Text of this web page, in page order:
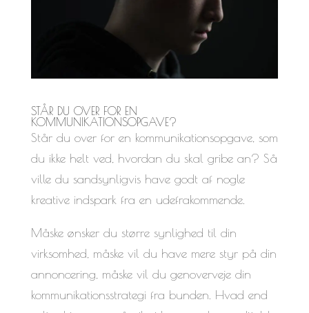
STÅR DU OVER FOR EN
KOMMUNIKATIONSOPGAVE?
Står du over for en kommunikationsopgave, som
du ikke helt ved, hvordan du skal gribe an? Så
ville du sandsynligvis have godt af nogle
kreative indspark fra en udefrakommende.
Måske ønsker du større synlighed til din
virksomhed, måske vil du have mere styr på din
annoncering, måske vil du genoverveje din
kommunikationsstrategi fra bunden. Hvad end